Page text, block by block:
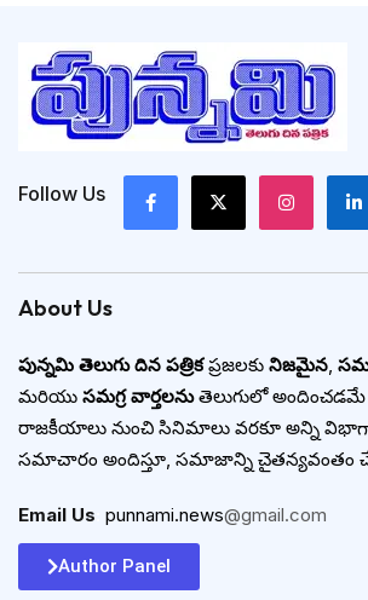
Follow Us
About Us
పున్నమి తెలుగు దిన పత్రికప్రజలకు నిజమైన,
మరియు సమగ్ర వార్తలనుతెలుగులో అందించడమే
రాజకీయాలు నుంచి సినిమాలు వరకూ అన్ని
సమాచారం అందిస్తూ, సమాజాన్ని చైతన్యవంతం
Email Us punnami.news@gmail.com
Author Panel